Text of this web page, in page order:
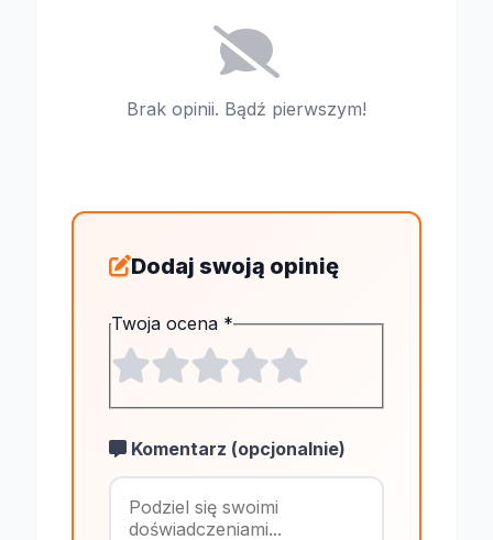
Brak opinii. Bądź pierwszym!
Dodaj swoją opinię
Twoja ocena *
Komentarz (opcjonalnie)
Maksymalnie